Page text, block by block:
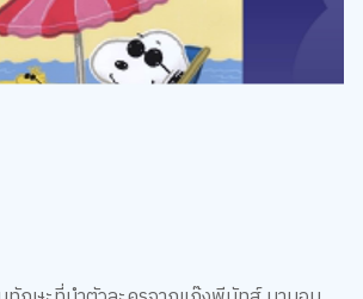
ามี่สตรีทชวนลากเส้นต่อจุดสนุกจัง